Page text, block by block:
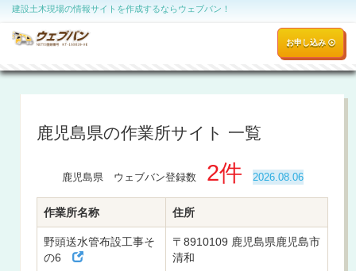
建設土木現場の情報サイトを作成するならウェブバン！
お申し込み
鹿児島県の作業所サイト 一覧
鹿児島県 ウェブバン登録数 2件 2026.08.06
作業所名称 住所
野頭送水管布設工事そ
の6
〒8910109 鹿児島県鹿児島市
清和